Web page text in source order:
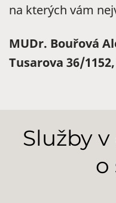
na kterých vám
MUDr. Bouřová
Tusarova 36/
Služby
o